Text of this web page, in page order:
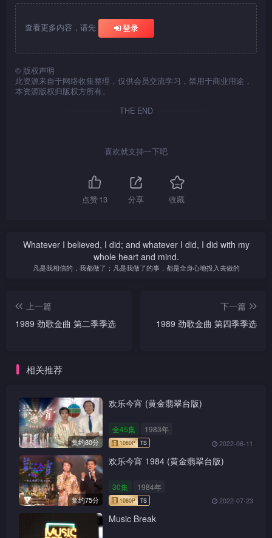
查看更多内容，请先 登录
© 版权声明
此资源来自于网络收集整理，仅供会员交流学习，禁用于商业用途，
本资源版权归版权方所有。
THE END
喜欢就支持一下吧
点赞13 分享 收藏
Whatever I believed, I did; and whatever I did, I did with my
whole heart and mind.
凡是我相信的，我都做了；凡是我做了的事，都是全身心地投入去做的
上一篇
1989 劲歌金曲 第二季季选
下一篇
1989 劲歌金曲 第四季季选
相关推荐
集约80分
欢乐今宵 (黄金翡翠台版)
全45集 1983年
2022-06-11
集约75分
欢乐今宵 1984 (黄金翡翠台版)
30集 1984年
2022-07-23
Music Break